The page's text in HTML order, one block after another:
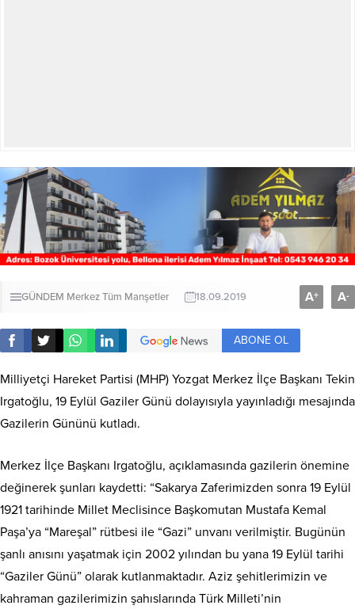
GÜNDEM MerkezTüm Manşetler 18.09.2019 A+ A-
ABONE OL
Milliyetçi Hareket Partisi (MHP) Yozgat Merkez İlçe Başkanı Tekin
Irgatoğlu, 19 Eylül Gaziler Günü dolayısıyla yayınladığı mesajında
Gazilerin Gününü kutladı.
Merkez İlçe Başkanı Irgatoğlu, açıklamasında gazilerin önemine
değinerek şunları kaydetti: “Sakarya Zaferimizden sonra 19 Eylül
1921 tarihinde Millet Meclisince Başkomutan Mustafa Kemal
Paşa’ya “Mareşal” rütbesi ile “Gazi” unvanı verilmiştir. Bugünün
şanlı anısını yaşatmak için 2002 yılından bu yana 19 Eylül tarihi
“Gaziler Günü” olarak kutlanmaktadır. Aziz şehitlerimizin ve
kahraman gazilerimizin şahıslarında Türk Milleti’nin